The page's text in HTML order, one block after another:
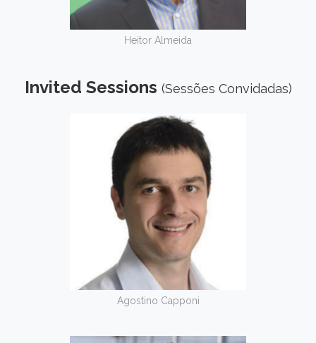
Heitor Almeida
Invited Sessions (Sessões Convidadas)
Agostino Capponi